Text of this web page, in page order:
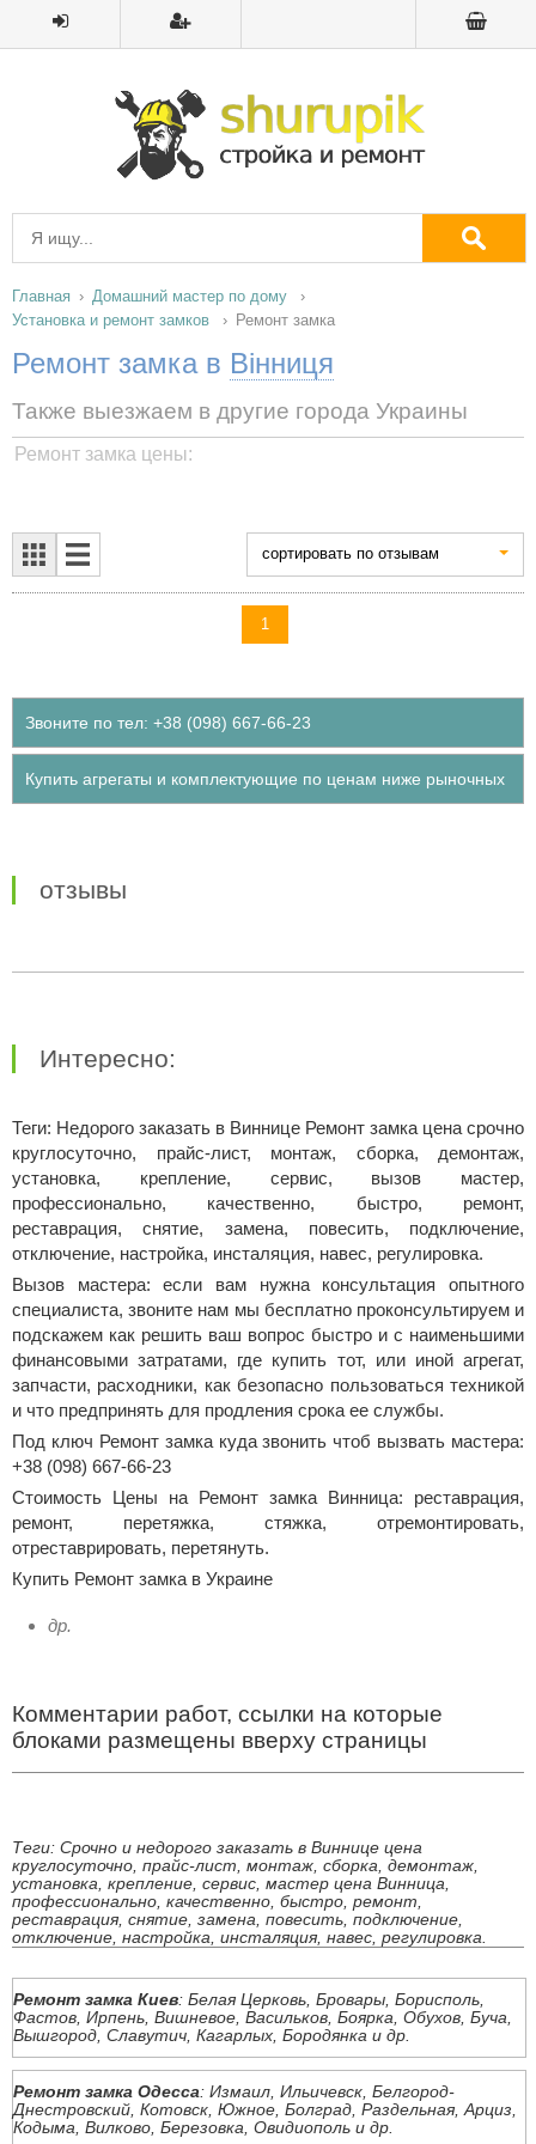
Главная
Домашний мастер по дому
Установка и ремонт замков
Ремонт замка
Ремонт замка в Вінниця
Также выезжаем в другие города Украины
Ремонт замка цены:
cортировать по отзывам
1
Звоните по тел: +38 (098) 667-66-23
Купить агрегаты и комплектующие по ценам ниже рыночных
отзывы
Интересно:
Теги: Недорого заказать в Виннице Ремонт замка цена срочно
круглосуточно, прайс-лист, монтаж, сборка, демонтаж,
установка, крепление, сервис, вызов мастер,
профессионально, качественно, быстро, ремонт,
реставрация, снятие, замена, повесить, подключение,
отключение, настройка, инсталяция, навес, регулировка.
Вызов мастера: если вам нужна консультация опытного
специалиста, звоните нам мы бесплатно проконсультируем и
подскажем как решить ваш вопрос быстро и с наименьшими
финансовыми затратами, где купить тот, или иной агрегат,
запчасти, расходники, как безопасно пользоваться техникой
и что предпринять для продления срока ее службы.
Под ключ Ремонт замка куда звонить чтоб вызвать мастера:
+38 (098) 667-66-23
Стоимость Цены на Ремонт замка Винница: реставрация,
ремонт, перетяжка, стяжка, отремонтировать,
отреставрировать, перетянуть.
Купить Ремонт замка в Украине
др.
Комментарии работ, ссылки на которые
блоками размещены вверху страницы
Теги: Срочно и недорого заказать в Виннице цена
круглосуточно, прайс-лист, монтаж, сборка, демонтаж,
установка, крепление, сервис, мастер цена Винница,
профессионально, качественно, быстро, ремонт,
реставрация, снятие, замена, повесить, подключение,
отключение, настройка, инсталяция, навес, регулировка.
Ремонт замка Киев: Белая Церковь, Бровары, Борисполь,
Фастов, Ирпень, Вишневое, Васильков, Боярка, Обухов, Буча,
Вышгород, Славутич, Кагарлых, Бородянка и др.
Ремонт замка Одесса: Измаил, Ильичевск, Белгород-
Днестровский, Котовск, Южное, Болград, Раздельная, Арциз,
Кодыма, Вилково, Березовка, Овидиополь и др.